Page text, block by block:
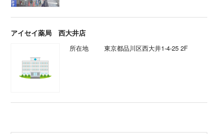
アイセイ薬局 西大井店
所在地 東京都品川区西大井1-4-25 2F